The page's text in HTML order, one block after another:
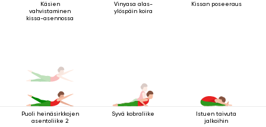
Käsien
vahvistaminen
kissa-asennossa
Vinyasa alas-
ylöspäin koira
Kissan poseeraus
Puoli heinäsirkkojen
asentoliike 2
Syvä kobraliike
Istuen taivuta
jalkoihin